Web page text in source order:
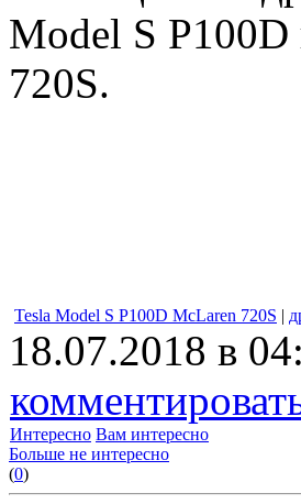
Model S
720S.
Tesla Model S P100D McLaren 720S |
18.07.2018 в
Интересно Вам интересно
Больше не интересно
(0)